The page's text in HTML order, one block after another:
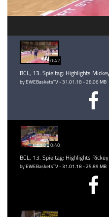
0:42
BCL, 13. Spieltag: Highlights
by EWEBasketsTV - 31.01.18 - 28.06 MB
0:40
BCL, 13. Spieltag: Highlights
by EWEBasketsTV - 31.01.18 - 25.89 MB